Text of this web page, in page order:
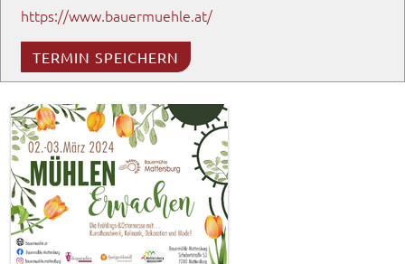
https://www.bauermuehle.at/
TERMIN SPEICHERN